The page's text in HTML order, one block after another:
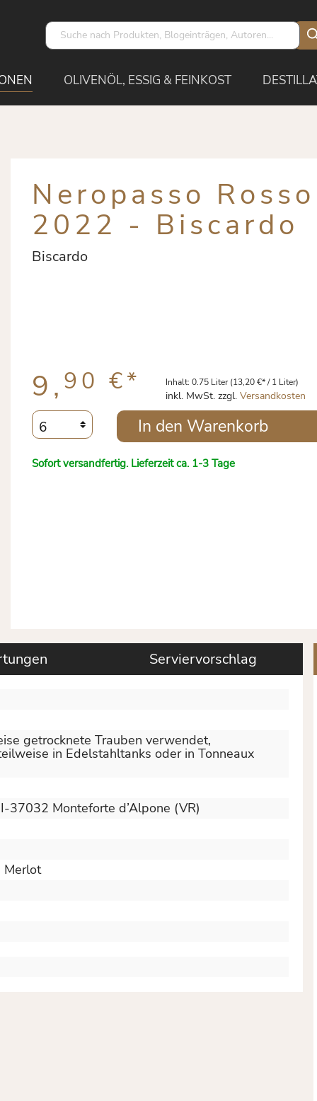
OLIVENÖL, ESSIG & FEINKOST
Neropasso
2022 - Biscardo
Biscardo
9, 90 €* Inhalt: 0.75 Liter(13,20 €* / 1 Liter)
inkl. MwSt. zzgl. Versandkosten
Sofort versandfertig. Lieferzeit ca. 1-3 Tage
In den Warenkorb
Serviervorschlag
getrocknete Trauben verwendet,
in Edelstahltanks oder in Tonneaux
37032 Monteforte d’Alpone (VR)
Merlot